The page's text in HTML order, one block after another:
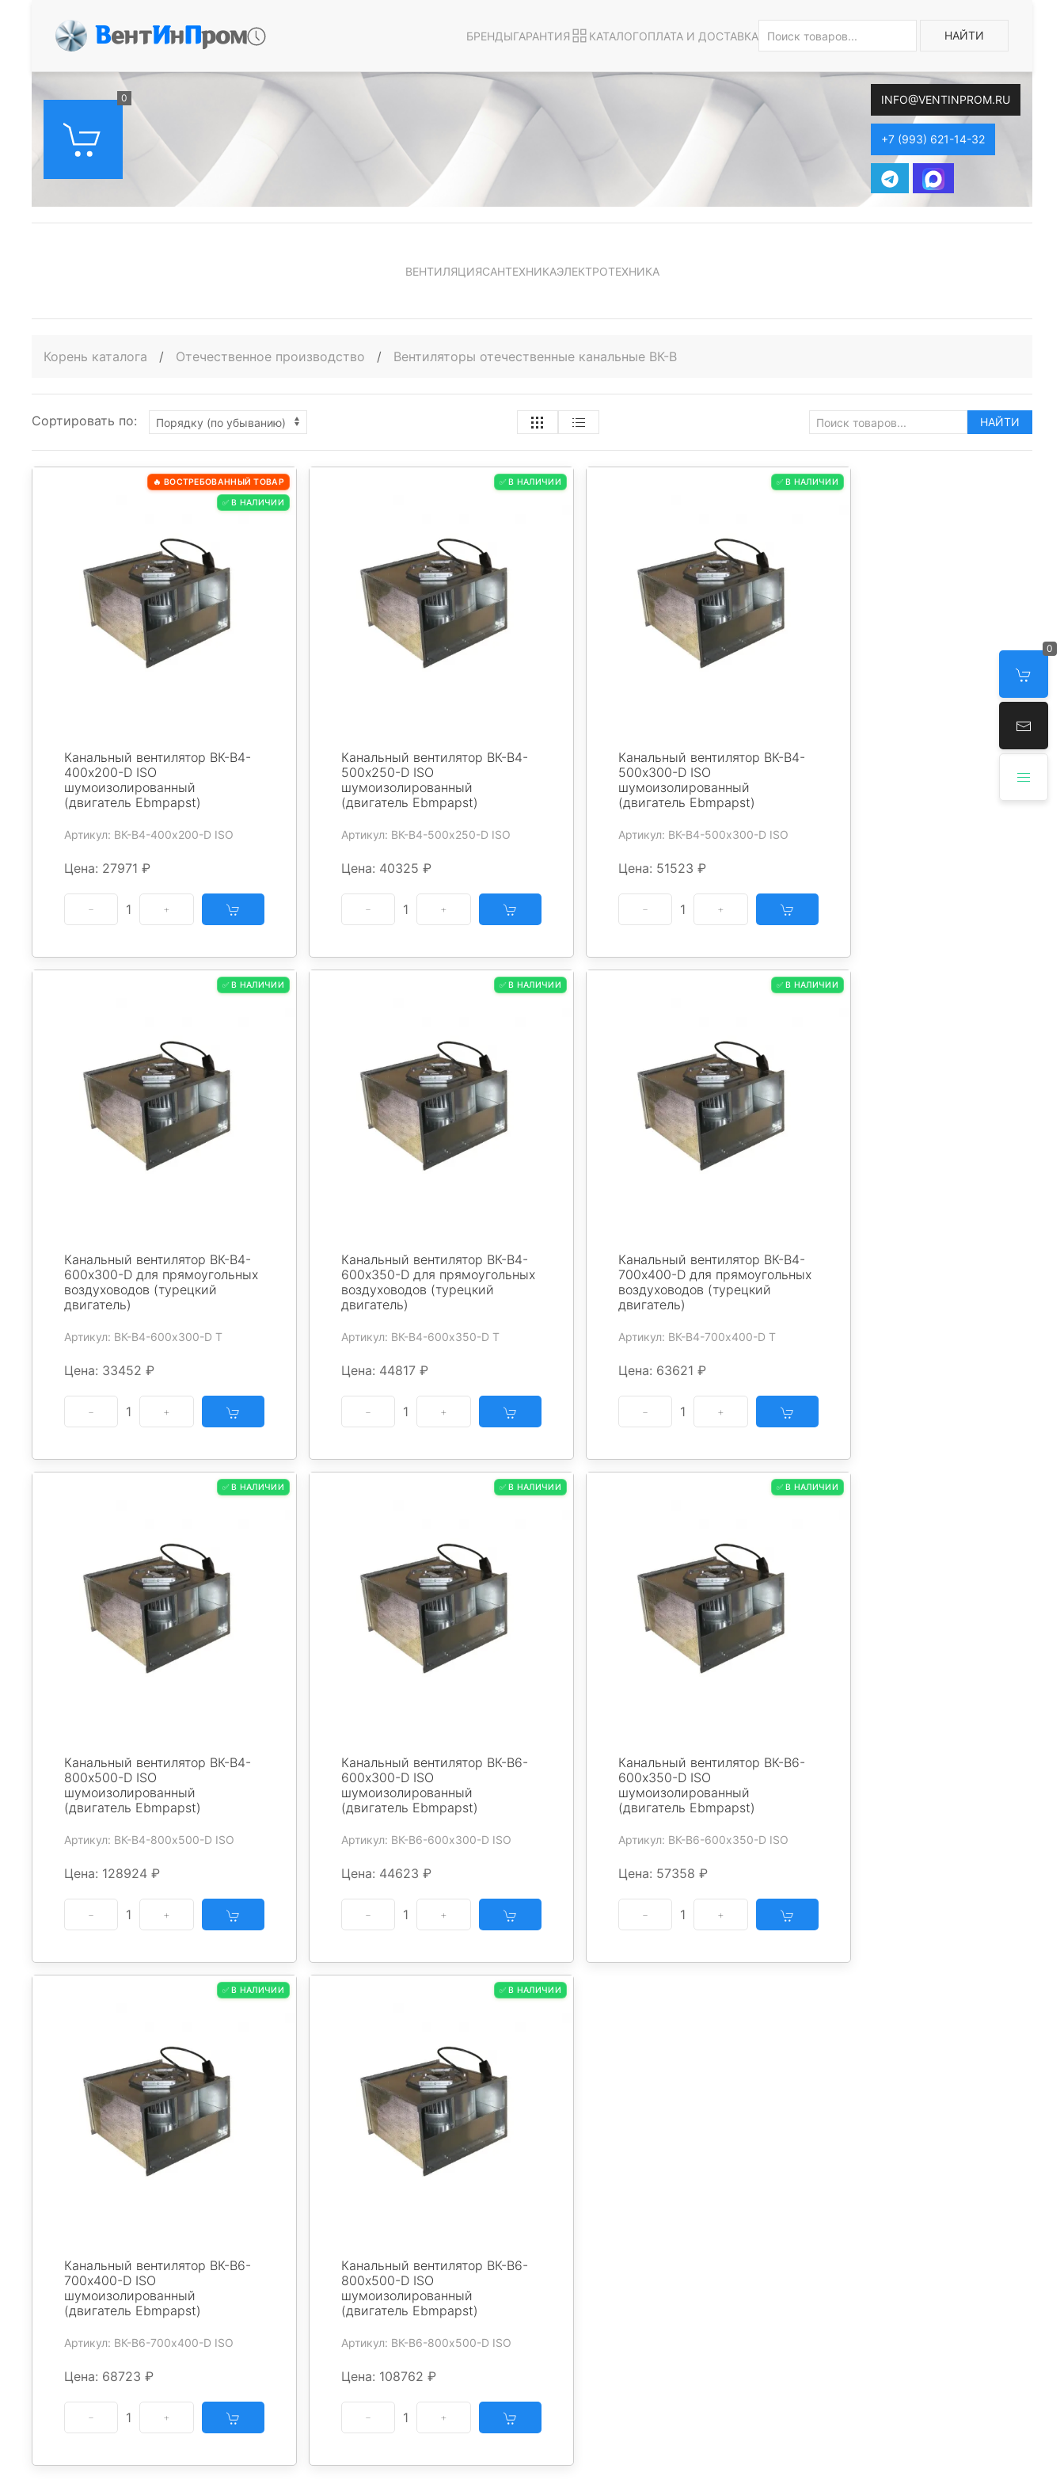
ВентИнПром БРЕНДЫГАРАНТИЯ КАТАЛОГОПЛАТА И ДОСТАВКА НАЙТИ
0 INFO@VENTINPROM.RU
+7 (993) 621-14-32
0
ВЕНТИЛЯЦИЯСАНТЕХНИКАЭЛЕКТРОТЕХНИКА
Корень каталога / Отечественное производство / Вентиляторы отечественные канальные ВК-В
Сортировать по: НАЙТИ
🔥 ВОСТРЕБОВАННЫЙ ТОВАР
✅ В НАЛИЧИИ
Канальный вентилятор ВК-В4-
400х200-D ISO
шумоизолированный
(двигатель Ebmpapst)
Артикул: ВК-В4-400х200-D ISO
Цена: 27971 ₽
1
✅ В НАЛИЧИИ
Канальный вентилятор ВК-В4-
500х250-D ISO
шумоизолированный
(двигатель Ebmpapst)
Артикул: ВК-В4-500х250-D ISO
Цена: 40325 ₽
1
✅ В НАЛИЧИИ
Канальный вентилятор ВК-В4-
500х300-D ISO
шумоизолированный
(двигатель Ebmpapst)
Артикул: ВК-В4-500х300-D ISO
Цена: 51523 ₽
1
✅ В НАЛИЧИИ
Канальный вентилятор ВК-В4-
600х300-D для прямоугольных
воздуховодов (турецкий
двигатель)
Артикул: ВК-В4-600х300-D Т
Цена: 33452 ₽
1
✅ В НАЛИЧИИ
Канальный вентилятор ВК-В4-
600х350-D для прямоугольных
воздуховодов (турецкий
двигатель)
Артикул: ВК-В4-600х350-D Т
Цена: 44817 ₽
1
✅ В НАЛИЧИИ
Канальный вентилятор ВК-В4-
700х400-D для прямоугольных
воздуховодов (турецкий
двигатель)
Артикул: ВК-В4-700х400-D Т
Цена: 63621 ₽
1
✅ В НАЛИЧИИ
Канальный вентилятор ВК-В4-
800х500-D ISO
шумоизолированный
(двигатель Ebmpapst)
Артикул: ВК-В4-800х500-D ISO
Цена: 128924 ₽
1
✅ В НАЛИЧИИ
Канальный вентилятор ВК-В6-
600х300-D ISO
шумоизолированный
(двигатель Ebmpapst)
Артикул: ВК-В6-600х300-D ISO
Цена: 44623 ₽
1
✅ В НАЛИЧИИ
Канальный вентилятор ВК-В6-
600х350-D ISO
шумоизолированный
(двигатель Ebmpapst)
Артикул: ВК-В6-600х350-D ISO
Цена: 57358 ₽
1
✅ В НАЛИЧИИ
Канальный вентилятор ВК-В6-
700х400-D ISO
шумоизолированный
(двигатель Ebmpapst)
Артикул: ВК-В6-700х400-D ISO
Цена: 68723 ₽
1
✅ В НАЛИЧИИ
Канальный вентилятор ВК-В6-
800х500-D ISO
шумоизолированный
(двигатель Ebmpapst)
Артикул: ВК-В6-800х500-D ISO
Цена: 108762 ₽
1